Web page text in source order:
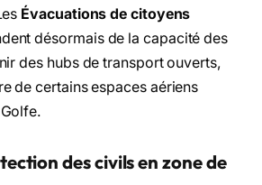
Évacuations de citoyens
désormais de la capacité des
des hubs de transport ouverts,
de certains espaces aériens
des civils en zone de